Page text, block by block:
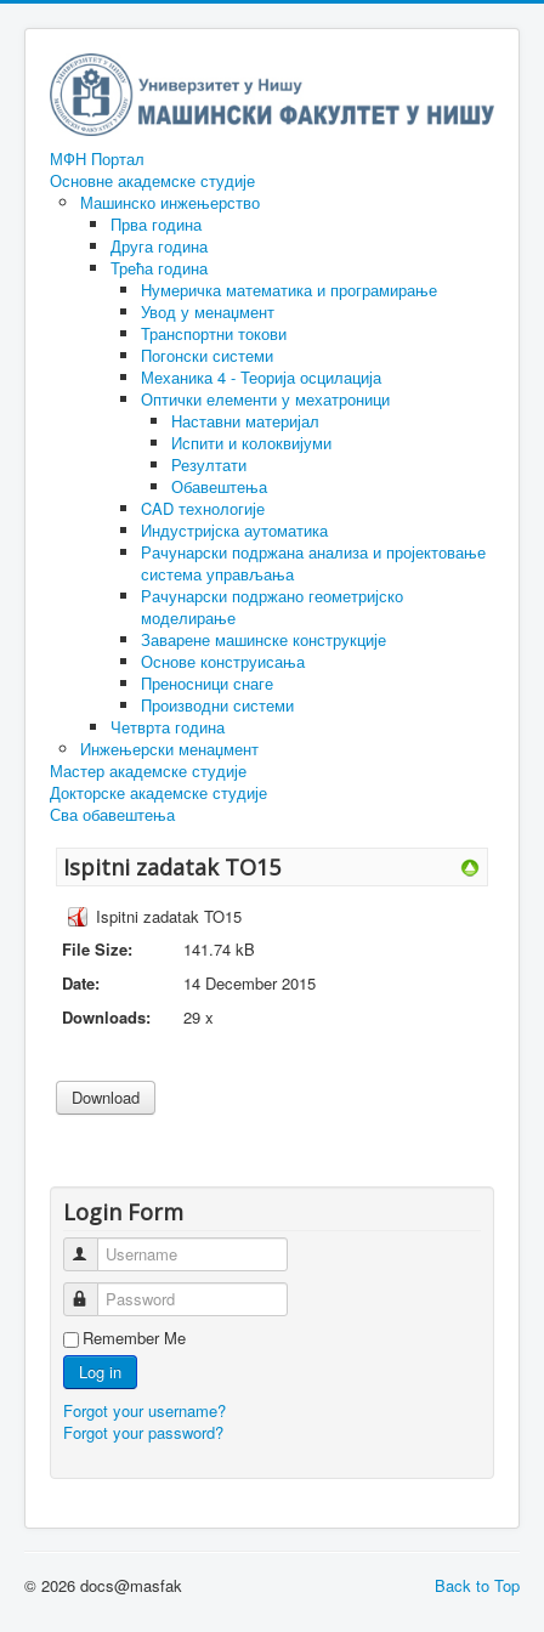
МФН Портал
Основне академске студије
Машинско инжењерство
Прва година
Друга година
Трећа година
Нумеричка математика и програмирање
Увод у менаџмент
Транспортни токови
Погонски системи
Механика 4 - Теорија осцилација
Оптички елементи у мехатроници
Наставни материјал
Испити и колоквијуми
Резултати
Обавештења
CAD технологије
Индустријска аутоматика
Рачунарски подржана анализа и пројектовање
система управљања
Рачунарски подржано геометријско
моделирање
Заварене машинске конструкције
Основе конструисања
Преносници снаге
Производни системи
Четврта година
Инжењерски менаџмент
Мастер академске студије
Докторске академске студије
Сва обавештења
Ispitni zadatak TO15
Ispitni zadatak TO15
File Size:
141.74 kB
Date:
14 December 2015
Downloads:
29 x
Login Form
Username
Password
Remember Me
Log in
Forgot your username?
Forgot your password?
Back to Top
© 2026 docs@masfak